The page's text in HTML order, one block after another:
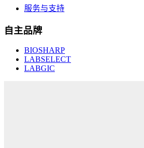
服务与支持
自主品牌
BIOSHARP
LABSELECT
LABGIC